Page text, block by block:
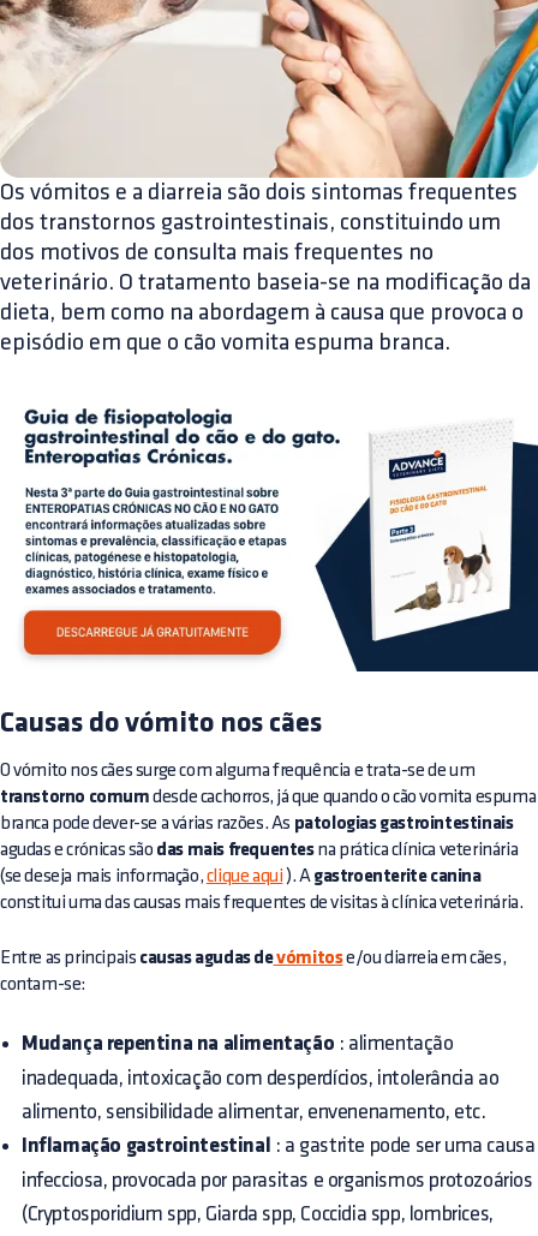
Os vómitos e a diarreia são dois sintomas frequentes
dos transtornos gastrointestinais, constituindo um
dos motivos de consulta mais frequentes no
veterinário. O tratamento baseia-se na modificação da
dieta, bem como na abordagem à causa que provoca o
episódio em que o cão vomita espuma branca.
Causas do vómito nos cães
O vómito nos cães surge com alguma frequência e trata-se de um
transtorno comum desde cachorros, já que quando o cão vomita espuma
branca pode dever-se a várias razões. As patologias gastrointestinais
agudas e crónicas são das mais frequentesna prática clínica veterinária
(se deseja mais informação, clique aqui ). A gastroenterite canina
constitui uma das causas mais frequentes de visitas à clínica veterinária.
Entre as principais causas agudas devómitose/ou diarreia em cães,
contam-se:
Mudança repentina na alimentação : alimentação
inadequada, intoxicação com desperdícios, intolerância ao
alimento, sensibilidade alimentar, envenenamento, etc.
Inflamação gastrointestinal : a gastrite pode ser uma causa
infecciosa, provocada por parasitas e organismos protozoários
(Cryptosporidium spp, Giarda spp, Coccidia spp, lombrices,